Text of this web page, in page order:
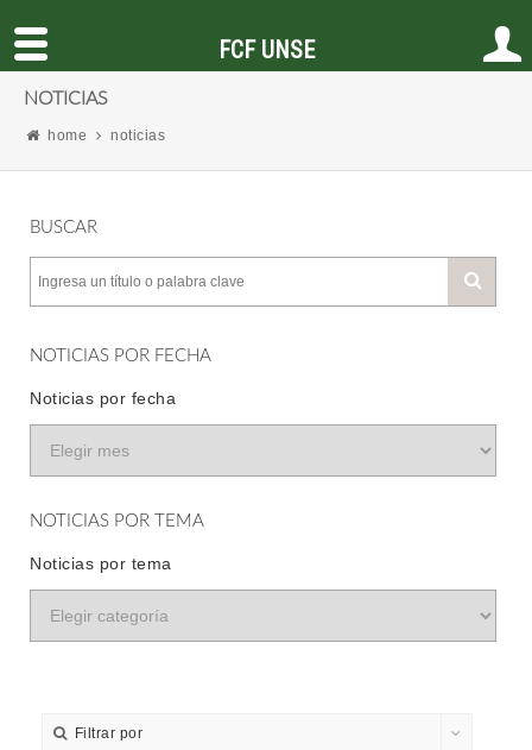
NOTICIAS
home noticias
BUSCAR
NOTICIAS POR FECHA
Noticias por fecha
NOTICIAS POR TEMA
Noticias por tema
Filtrar por
FCF UNSE